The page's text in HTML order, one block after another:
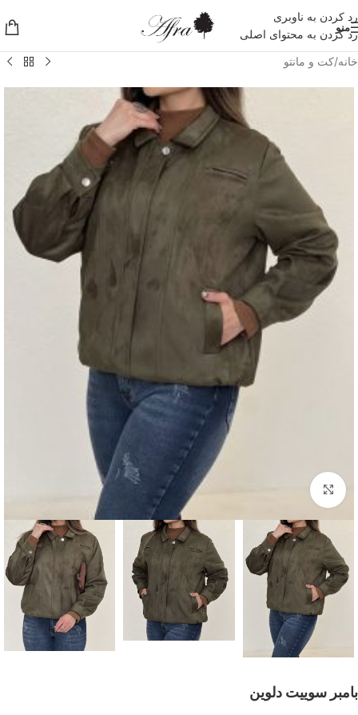
رد کردن به ناوبری
رد کردن به محتوای اصلی
منو
خانه/کت و مانتو
بزرگنمایی تصویر
بامبر سوییت دلوین